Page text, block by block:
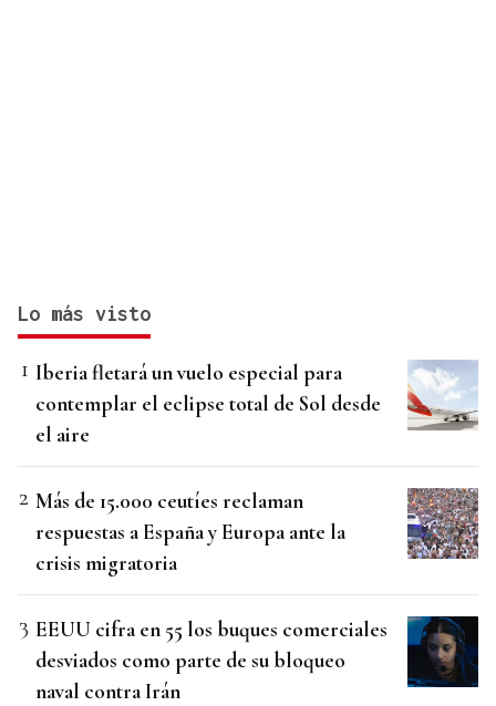
Lo más visto
Iberia fletará un vuelo especial para
contemplar el eclipse total de Sol desde
el aire
Más de 15.000 ceutíes reclaman
respuestas a España y Europa ante la
crisis migratoria
EEUU cifra en 55 los buques comerciales
desviados como parte de su bloqueo
naval contra Irán